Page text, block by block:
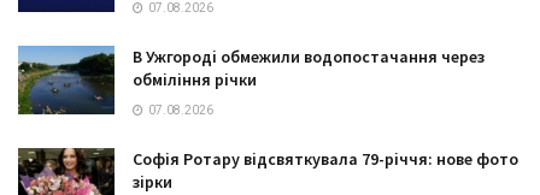
07.08.2026
В Ужгороді обмежили водопостачання через
обміління річки
07.08.2026
Софія Ротару відсвяткувала 79-річчя: нове фото
зірки